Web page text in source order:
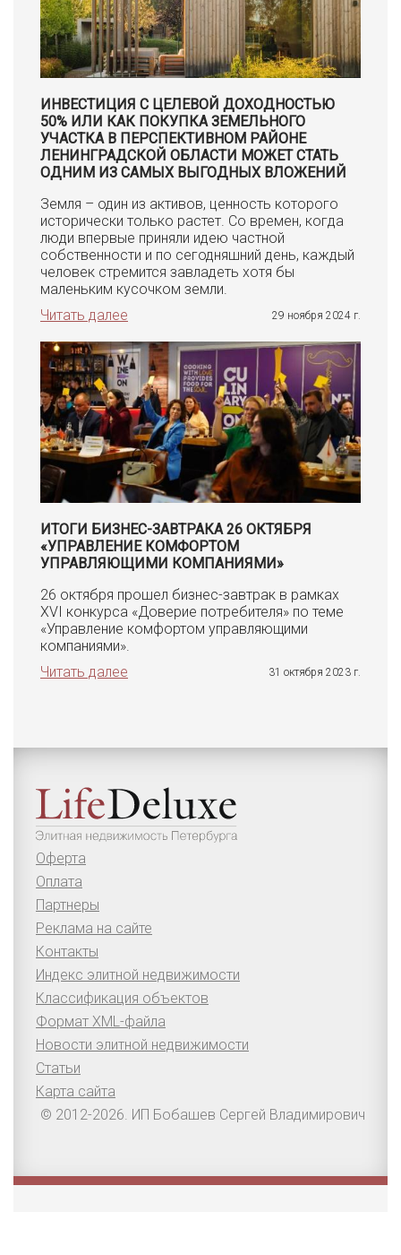
ИНВЕСТИЦИЯ С ЦЕЛЕВОЙ ДОХОДНОСТЬЮ
50% ИЛИ КАК ПОКУПКА ЗЕМЕЛЬНОГО
УЧАСТКА В ПЕРСПЕКТИВНОМ РАЙОНЕ
ЛЕНИНГРАДСКОЙ ОБЛАСТИ МОЖЕТ СТАТЬ
ОДНИМ ИЗ САМЫХ ВЫГОДНЫХ ВЛОЖЕНИЙ
Земля – один из активов, ценность которого
исторически только растет. Со времен, когда
люди впервые приняли идею частной
собственности и по сегодняшний день, каждый
человек стремится завладеть хотя бы
маленьким кусочком земли.
Читать далее
29 ноября 2024 г.
ИТОГИ БИЗНЕС-ЗАВТРАКА 26 ОКТЯБРЯ
«УПРАВЛЕНИЕ КОМФОРТОМ
УПРАВЛЯЮЩИМИ КОМПАНИЯМИ»
26 октября прошел бизнес-завтрак в рамках
XVI конкурса «Доверие потребителя» по теме
«Управление комфортом управляющими
компаниями».
Читать далее
31 октября 2023 г.
Оферта
Оплата
Партнеры
Реклама на сайте
Контакты
Индекс элитной недвижимости
Классификация объектов
Формат XML-файла
Новости элитной недвижимости
Статьи
Карта сайта
© 2012-2026. ИП Бобашев Сергей Владимирович